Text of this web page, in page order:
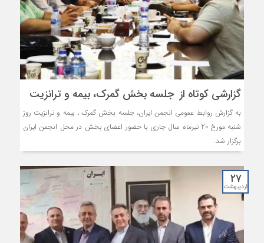
گزارشی کوتاه از جلسه بخش گمرک، بیمه و ترانزیت
به گزارش روابط عمومی انجمن ایران، جلسه بخش گمرک ، بیمه و ترانزیت روز
شنبه مورخ 20 تیرماه سال جاری با حضور اعضای بخش در محل انجمن ایران
برگزار شد.
۲۷
اردیبهشت